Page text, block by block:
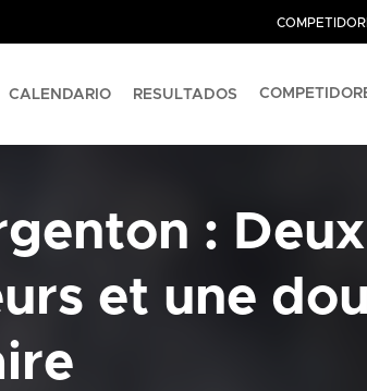
CALENDARIO RESULTADOS
:
et une